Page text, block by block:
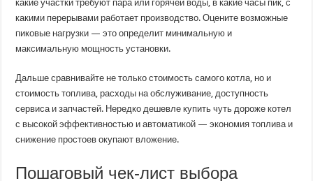
какие участки требуют пара или горячей воды, в какие часы пик, с
какими перерывами работает производство. Оцените возможные
пиковые нагрузки — это определит минимальную и
максимальную мощность установки.
Дальше сравнивайте не только стоимость самого котла, но и
стоимость топлива, расходы на обслуживание, доступность
сервиса и запчастей. Нередко дешевле купить чуть дороже котел
с высокой эффективностью и автоматикой — экономия топлива и
снижение простоев окупают вложение.
Пошаговый чек-лист выбора